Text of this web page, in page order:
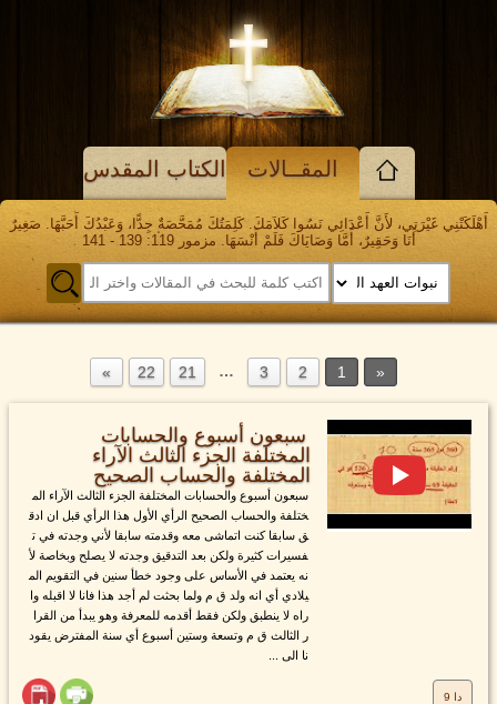
المقــالات الكتاب المقدس
أَهْلَكَتْنِي غَيْرَتِي، لأَنَّ أَعْدَائِي نَسُوا كَلاَمَكَ. كَلِمَتُكَ مُمَحَّصَةٌ جِدًّا، وَعَبْدُكَ أَحَبَّهَا. صَغِيرٌ
أَنَا وَحَقِيرٌ، أَمَّا وَصَايَاكَ فَلَمْ أَنْسَهَا. مزمور 119: 139 - 141
1
2
3
…
21
22
سبعون أسبوع والحسابات
المختلفة الجزء الثالث الآراء
المختلفة والحساب الصحيح
سبعون أسبوع والحسابات المختلفة الجزء الثالث الآراء الم
ختلفة والحساب الصحيح الرأي الأول هذا الرأي قبل ان ادق
ق سابقا كنت اتماشى معه وقدمته سابقا لأني وجدته في ت
فسيرات كثيرة ولكن بعد التدقيق وجدته لا يصلح وبخاصة لأ
نه يعتمد في الأساس على وجود خطأ سنين في التقويم الم
يلادي أي انه ولد ق م ولما بحثت لم أجد هذا فانا لا اقبله وا
راه لا ينطبق ولكن فقط أقدمه للمعرفة وهو يبدأ من القرا
ر الثالث ق م وتسعة وستين أسبوع أي سنة المفترض يقود
نا الى ...
دا 9